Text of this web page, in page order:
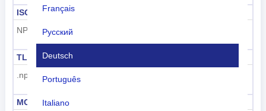
Français
Русский
Deutsch
Português
Italiano
ISO 3166-1-Alpha-3
NPL
TLD
.np
MCC